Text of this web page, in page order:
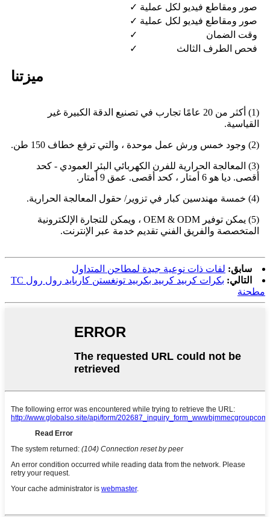
صور ومقاطع فيديو لكل عملية ✓
صور ومقاطع فيديو لكل عملية ✓
وقت الضمان
✓
فحص الطرف الثالث
✓
ميزتنا
(1) أكثر من 20 عامًا تجارب في تصنيع الدقة الكبيرة غير
القياسية.
(2) وجود خمس ورش عمل موحدة ، والتي ترفع خطاف 150 طن.
(3) المعالجة الحرارية للفرن الكهربائي البئر العمودي - كحد
أقصى. ديا هو 6 أمتار ، كحد أقصى. عمق 9 أمتار.
(4) خمسة مهندسين كبار في تزوير/ حقول المعالجة الحرارية.
(5) يمكن توفير OEM & ODM ، ويمكن للتجارة الإلكترونية
المتخصصة والفريق الفني تقديم خدمة عبر الإنترنت.
سابق: لفات ذات نوعية جيدة لمطاحن المتداول
التالي:
بكرات كربيد كربيد بكربيد تونغستن كاربايد رول رول TC
مطحنة